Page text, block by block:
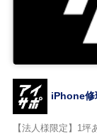
iPhone修
【法人様限定】1